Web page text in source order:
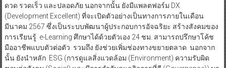
ดวด รวดเร็ว และปลอดภัย นอกจากนั้น ยังมีแพลตฟอร์ม DX
(Development Excellent) ที่จะเปิดตัวอย่างเป็นทางการภายในเดือน
มีนาคม 2567 ซึ่งเป็นระบบพัฒนาผู้ประกอบการอัจฉริยะ สร้างสังคมของ
การเรียนรู้ e-Learning ศึกษาได้ด้วยตัวเอง 24 ชม. สามารถปรึกษาโค้ช
มืออาชีพแบบตัวต่อตัว รวมถึง ยังช่วยเพิ่มช่องทางขยายตลาด นอกจาก
นั้น ยังนำหลัก ESG (การดูแลสิ่งแวดล้อม (Environment) ความรับผิด